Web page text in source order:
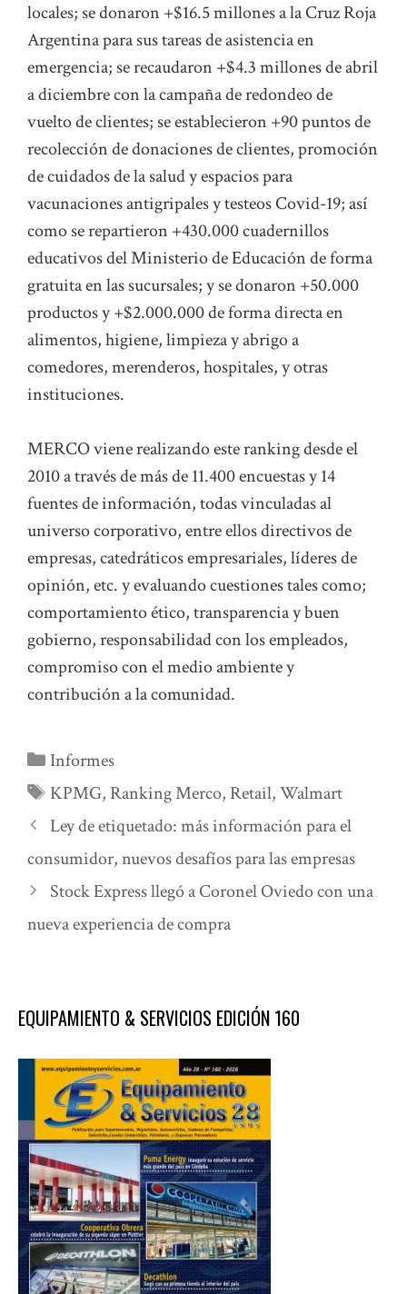
locales; se donaron +$16.5 millones a la Cruz Roja
Argentina para sus tareas de asistencia en
emergencia; se recaudaron +$4.3 millones de abril
a diciembre con la campaña de redondeo de
vuelto de clientes; se establecieron +90 puntos de
recolección de donaciones de clientes, promoción
de cuidados de la salud y espacios para
vacunaciones antigripales y testeos Covid-19; así
como se repartieron +430.000 cuadernillos
educativos del Ministerio de Educación de forma
gratuita en las sucursales; y se donaron +50.000
productos y +$2.000.000 de forma directa en
alimentos, higiene, limpieza y abrigo a
comedores, merenderos, hospitales, y otras
instituciones.
MERCO viene realizando este ranking desde el
2010 a través de más de 11.400 encuestas y 14
fuentes de información, todas vinculadas al
universo corporativo, entre ellos directivos de
empresas, catedráticos empresariales, líderes de
opinión, etc. y evaluando cuestiones tales como;
comportamiento ético, transparencia y buen
gobierno, responsabilidad con los empleados,
compromiso con el medio ambiente y
contribución a la comunidad.
Categorías
Informes
Etiquetas
KPMG, Ranking Merco, Retail,Walmart
Ley de etiquetado: más información para el
consumidor, nuevos desafíos para las empresas
Stock Express llegó a Coronel Oviedo con una
nueva experiencia de compra
EQUIPAMIENTO & SERVICIOS EDICIÓN 160